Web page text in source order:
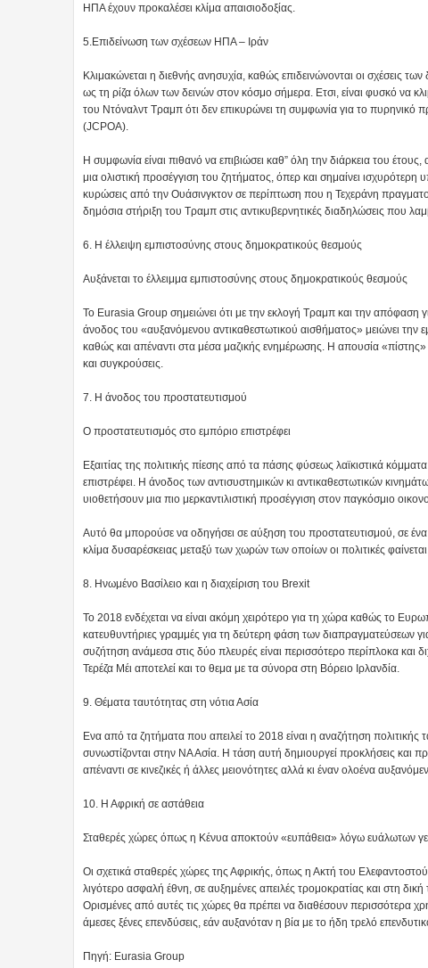
ΗΠΑ έχουν προκαλέσει κλίμα απαισιοδοξίας.
5.Επιδείνωση των σχέσεων ΗΠΑ – Ιράν
Κλιμακώνεται η διεθνής ανησυχία, καθώς επιδεινώνονται οι σχέσεις
ως τη ρίζα όλων των δεινών στον κόσμο σήμερα. Ετσι, είναι φυσκό να
του Ντόναλντ Τραμπ ότι δεν επικυρώνει τη συμφωνία για το
(JCPOA).
Η συμφωνία είναι πιθανό να επιβιώσει καθ” όλη την διάρκεια του
μια ολιστική προσέγγιση του ζητήματος, όπερ και σημαίνει
κυρώσεις από την Ουάσινγκτον σε περίπτωση που η Τεχεράνη
δημόσια στήριξη του Τραμπ στις αντικυβερνητικές διαδηλώσεις που
6. H έλλειψη εμπιστοσύνης στους δημοκρατικούς θεσμούς
Αυξάνεται το έλλειμμα εμπιστοσύνης στους δημοκρατικούς θεσμούς
Το Eurasia Group σημειώνει ότι με την εκλογή Τραμπ και την απόφαση
άνοδος του «αυξανόμενου αντικαθεστωτικού αισθήματος» μειώνει την
καθώς και απέναντι στα μέσα μαζικής ενημέρωσης. Η απουσία
και συγκρούσεις.
7. Η άνοδος του προστατευτισμού
Ο προστατευτισμός στο εμπόριο επιστρέφει
Εξαιτίας της πολιτικής πίεσης από τα πάσης φύσεως λαϊκιστικά
επιστρέφει. Η άνοδος των αντισυστημικών κι αντικαθεστωτικών
υιοθετήσουν μια πιο μερκαντιλιστική προσέγγιση στον παγκόσμιο
Αυτό θα μπορούσε να οδηγήσει σε αύξηση του προστατευτισμού, σε ένα
κλίμα δυσαρέσκειας μεταξύ των χωρών των οποίων οι πολιτικές φαίνεται
8. Ηνωμένο Βασίλειο και η διαχείριση του Βrexit
To 2018 ενδέχεται να είναι ακόμη χειρότερο για τη χώρα καθώς το
κατευθυντήριες γραμμές για τη δεύτερη φάση των διαπραγματεύσεων
συζήτηση ανάμεσα στις δύο πλευρές είναι περισσότερο περίπλοκα και
Τερέζα Μέι αποτελεί και το θεμα με τα σύνορα στη Βόρειο Ιρλανδία.
9. Θέματα ταυτότητας στη νότια Ασία
Ενα από τα ζητήματα που απειλεί το 2018 είναι η αναζήτηση πολιτικής
συνωστίζονται στην ΝΑ Ασία. Η τάση αυτή δημιουργεί προκλήσεις και
απέναντι σε κινεζικές ή άλλες μειονότητες αλλά κι έναν ολοένα
10. Η Αφρική σε αστάθεια
Σταθερές χώρες όπως η Κένυα αποκτούν «ευπάθεια» λόγω ευάλωτων
Οι σχετικά σταθερές χώρες της Αφρικής, όπως η Ακτή του
λιγότερο ασφαλή έθνη, σε αυξημένες απειλές τρομοκρατίας και στη
Ορισμένες από αυτές τις χώρες θα πρέπει να διαθέσουν περισσότερα
άμεσες ξένες επενδύσεις, εάν αυξανόταν η βία με το ήδη τρελό
Πηγή: Eurasia Group